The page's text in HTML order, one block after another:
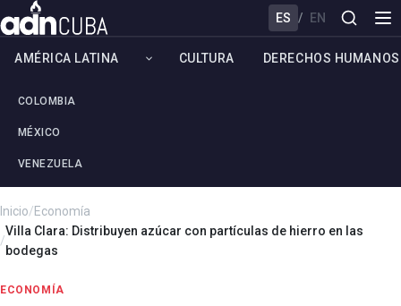
ES / EN
AMÉRICA LATINA
COLOMBIA
MÉXICO
VENEZUELA
CULTURA DERECHOS HUMANOS
Inicio/Economía
/
Villa Clara: Distribuyen azúcar con partículas de hierro en las
bodegas
ECONOMÍA